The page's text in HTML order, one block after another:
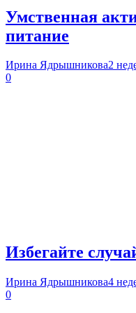
Умственная
питание
Ирина Ядрышникова2
0
Избегайте
Ирина Ядрышникова4
0